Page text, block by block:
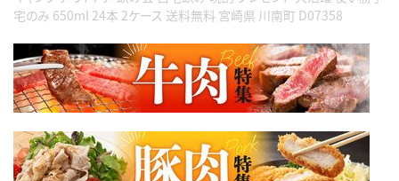
宅のみ 650ml 24本 2ケース 送料無料 宮崎県 川南町 D07358